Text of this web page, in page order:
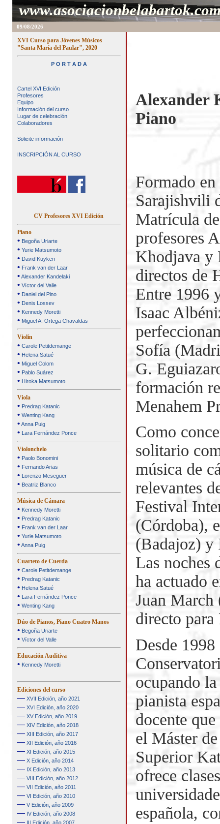
09/08/2026
XVI Curso para Jóvenes Músicos
"Santa María del Paular", 2020
P O R T A D A
Cartel XVI Edición
Profesores
Equipo
Información del curso
Lugar de celebración
Colaboradores
Solicite información
INSCRIPCIÓN AL CURSO
CV Profesores XVI Edición
Piano
• Begoña Uriarte
• Yurie Matsumoto
• David Kuyken
• Frank van der Laar
• Alexander Kandelaki
• Víctor del Valle
• Daniel del Pino
• Denis Lossev
• Kennedy Moretti
• Miguel A. Ortega Chavaldas
Violín
• Carole Petitdemange
• Helena Satué
• Miguel Colom
• Pablo Suárez
• Hiroka Matsumoto
Viola
• Predrag Katanic
• Wenting Kang
• Anna Puig
• Lara Fernández Ponce
Violonchelo
• Paolo Bonomini
• Fernando Arias
• Lorenzo Meseguer
• Beatriz Blanco
Música de Cámara
• Kennedy Moretti
• Predrag Katanic
• Frank van der Laar
• Yurie Matsumoto
• Anna Puig
Cuarteto de Cuerda
• Carole Petitdemange
• Predrag Katanic
• Helena Satué
• Lara Fernández Ponce
• Wenting Kang
Dúo de Pianos, Piano Cuatro Manos
• Begoña Uriarte
• Víctor del Valle
Educación Auditiva
• Kennedy Moretti
Ediciones del curso
—XVII Edición, año 2021
—XVI Edición, año 2020
—XV Edición, año 2019
—XIV Edición, año 2018
—XIII Edición, año 2017
—XII Edición, año 2016
—XI Edición, año 2015
—X Edición, año 2014
—IX Edición, año 2013
—VIII Edición, año 2012
—VII Edición, año 2011
—VI Edición, año 2010
—V Edición, año 2009
—IV Edición, año 2008
—III Edición, año 2007
Alexander
Piano
Formado
Sarajishvili
Matrícula
profesores
Khodjava y
directos de
Entre 1996
Isaac
Sofía
G.
formación
Menahem
Como
solitario
música de
relevantes
Festival
(Córdoba),
(Badajoz) y
Las noches
ha actuado
Juan March
directo para
Desde
ocupando
pianista
docente
el Máster
Superior
ofrece
española,